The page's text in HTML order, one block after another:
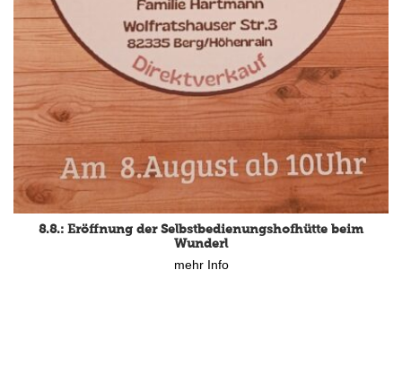
8.8.: Eröffnung der Selbstbedienungshofhütte beim
Wunderl
mehr Info